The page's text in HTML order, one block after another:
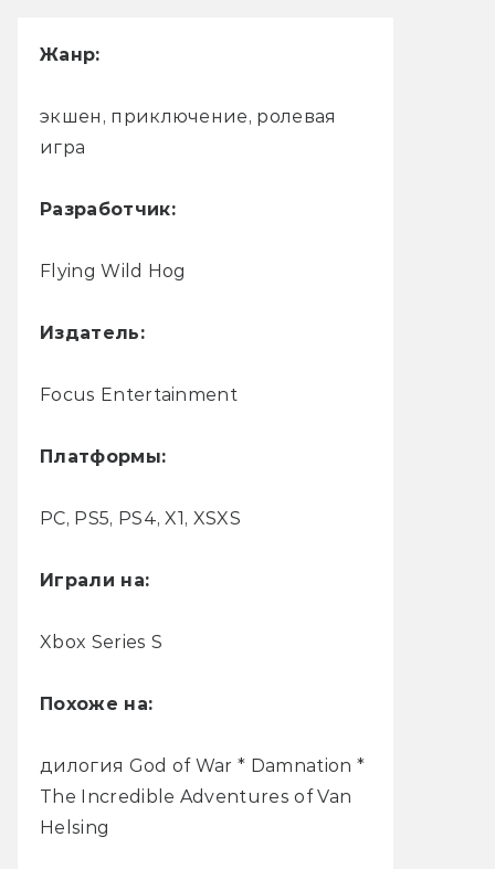
Жанр:
экшен, приключение, ролевая
игра
Разработчик:
Flying Wild Hog
Издатель:
Focus Entertainment
Платформы:
PC, PS5, PS4, X1, XSXS
Играли на:
Xbox Series S
Похоже на:
дилогия God of War * Damnation *
The Incredible Adventures of Van
Helsing